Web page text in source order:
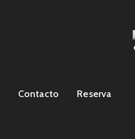
Contacto Reserva